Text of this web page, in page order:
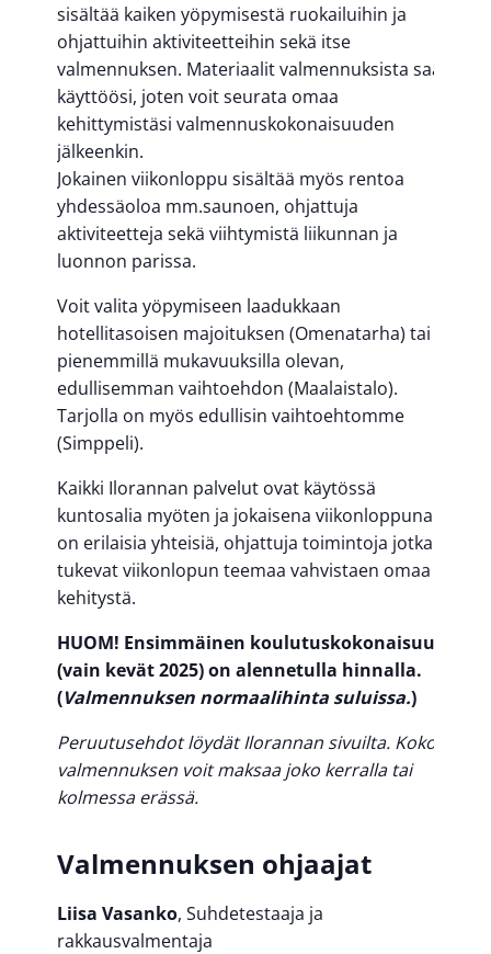
sisältää kaiken yöpymisestä ruokailuihin ja
ohjattuihin aktiviteetteihin sekä itse
valmennuksen. Materiaalit valmennuksista saat
käyttöösi, joten voit seurata omaa
kehittymistäsi valmennuskokonaisuuden
jälkeenkin.
Jokainen viikonloppu sisältää myös rentoa
yhdessäoloa mm.saunoen, ohjattuja
aktiviteetteja sekä viihtymistä liikunnan ja
luonnon parissa.
Voit valita yöpymiseen laadukkaan
hotellitasoisen majoituksen (Omenatarha) tai
pienemmillä mukavuuksilla olevan,
edullisemman vaihtoehdon (Maalaistalo).
Tarjolla on myös edullisin vaihtoehtomme
(Simppeli).
Kaikki Ilorannan palvelut ovat käytössä
kuntosalia myöten ja jokaisena viikonloppuna
on erilaisia yhteisiä, ohjattuja toimintoja jotka
tukevat viikonlopun teemaa vahvistaen omaa
kehitystä.
HUOM! Ensimmäinen koulutuskokonaisuus
(vain kevät2025)on alennetulla hinnalla.
(Valmennuksen normaalihinta suluissa.)
Peruutusehdot löydät Ilorannan sivuilta. Koko
valmennuksen voit maksaa joko kerrallatai
kolmessa erässä.
Valmennuksen ohjaajat
Liisa Vasanko, Suhdetestaaja ja
rakkausvalmentaja